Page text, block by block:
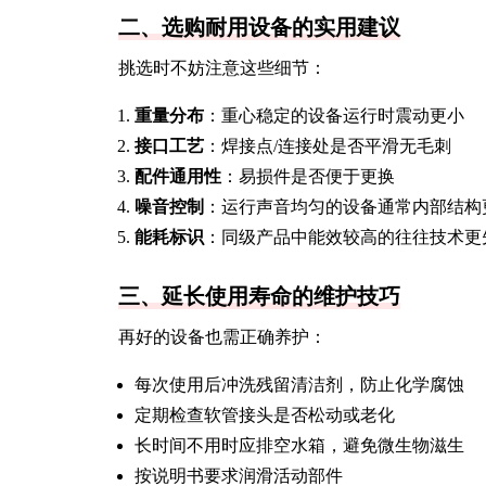
二、选购耐用设备的实用建议
挑选时不妨注意这些细节：
重量分布 ：重心稳定的设备运行时震动更小
接口工艺 ：焊接点/连接处是否平滑无毛刺
配件通用性 ：易损件是否便于更换
噪音控制 ：运行声音均匀的设备通常内部结
能耗标识 ：同级产品中能效较高的往往技术更
三、延长使用寿命的维护技巧
再好的设备也需正确养护：
每次使用后冲洗残留清洁剂，防止化学腐蚀
定期检查软管接头是否松动或老化
长时间不用时应排空水箱，避免微生物滋生
按说明书要求润滑活动部件